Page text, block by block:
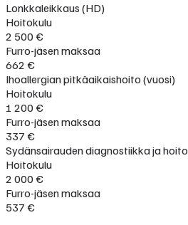
Lonkkaleikkaus (HD)
Hoitokulu
2 500 €
Furro-jäsen maksaa
662 €
Ihoallergian pitkäaikaishoito (vuosi)
Hoitokulu
1 200 €
Furro-jäsen maksaa
337 €
Sydänsairauden diagnostiikka ja hoito
Hoitokulu
2 000 €
Furro-jäsen maksaa
537 €